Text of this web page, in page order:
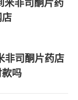
米非司酮片药
非司酮片药店
吗